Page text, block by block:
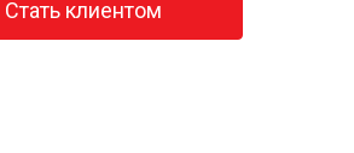
Стать клиентом